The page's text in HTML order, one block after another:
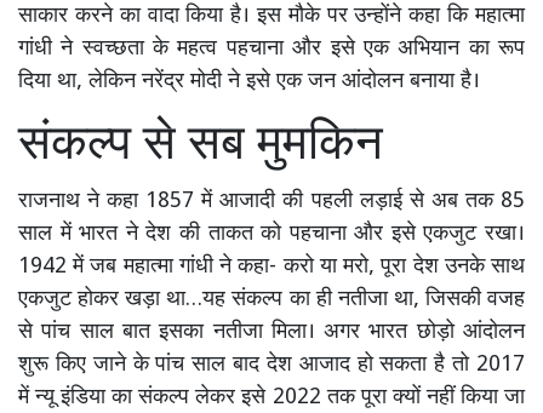
साकार करने का वादा किया है। इस मौके पर उन्होंने कहा कि महात्मा
गांधी ने स्वच्छता के महत्व पहचाना और इसे एक अभियान का रूप
दिया था, लेकिन नरेंद्र मोदी ने इसे एक जन आंदोलन बनाया है।
संकल्प से सब मुमकिन
राजनाथ ने कहा 1857 में आजादी की पहली लड़ाई से अब तक 85
साल में भारत ने देश की ताकत को पहचाना और इसे एकजुट रखा।
1942 में जब महात्मा गांधी ने कहा- करो या मरो, पूरा देश उनके साथ
एकजुट होकर खड़ा था…यह संकल्प का ही नतीजा था, जिसकी वजह
से पांच साल बात इसका नतीजा मिला। अगर भारत छोड़ो आंदोलन
शुरू किए जाने के पांच साल बाद देश आजाद हो सकता है तो 2017
में न्यू इंडिया का संकल्प लेकर इसे 2022 तक पूरा क्यों नहीं किया जा